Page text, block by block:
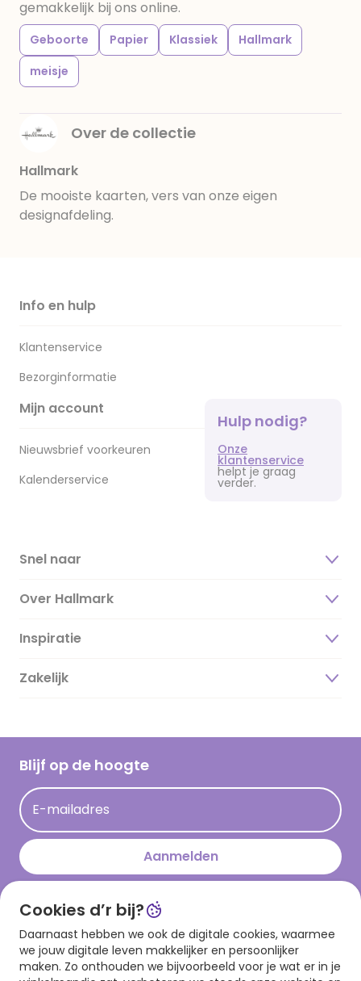
gemakkelijk bij ons online.
Geboorte Papier Klassiek
Hallmark
meisje
Over de collectie
Hallmark
De mooiste kaarten, vers van onze eigen
designafdeling.
Info en hulp
Klantenservice
Bezorginformatie
Mijn account
Nieuwsbrief voorkeuren
Kalenderservice
Hulp nodig?
Onze
klantenservice
helpt je graag
verder.
Snel naar
Over Hallmark
Over ons
Duurzaamheid
Hallmark Kaartclub
Acties
Persberichten
Hallmark en Kinderpostzegels
Inspiratie
Magazine
Cadeau inspiratie
Kaartinspiratie
Zakelijk
Blijf op de hoogte
E-mailadres
Aanmelden
Download onze app
Cookies d’r bij?
Daarnaast hebben we ook de digitale cookies, waarmee
we jouw digitale leven makkelijker en persoonlijker
maken. Zo onthouden we bijvoorbeeld voor je wat er in je